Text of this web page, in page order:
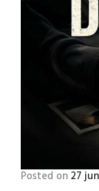
Posted on 27